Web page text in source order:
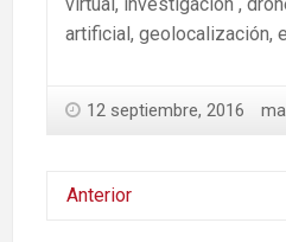
artificial, geolocalización,
12 septiembre, 2016
Anterior